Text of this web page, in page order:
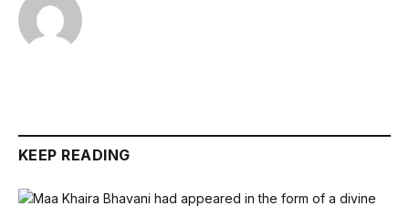
KEEP READING